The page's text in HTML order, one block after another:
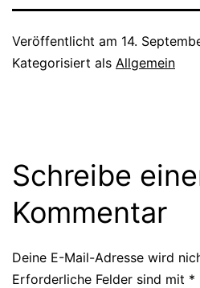
Veröffentlicht am 14.
Kategorisiert als Allgemein
Schreibe
Kommentar
Deine E-Mail-Adresse wird
Erforderliche Felder sind mit *